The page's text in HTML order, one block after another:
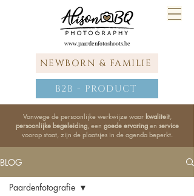
www.paardenfotoshoots.be
Vanwege de persoonlijke werkwijze waar kwaliteit,
persoonlijke begeleiding, een goede ervaringen service
voorop staat, zijn de plaatsjes in de agenda beperkt.
B2B - PRODUCT
NEWBORN & FAMILIE
BLOG
Paardenfotografie